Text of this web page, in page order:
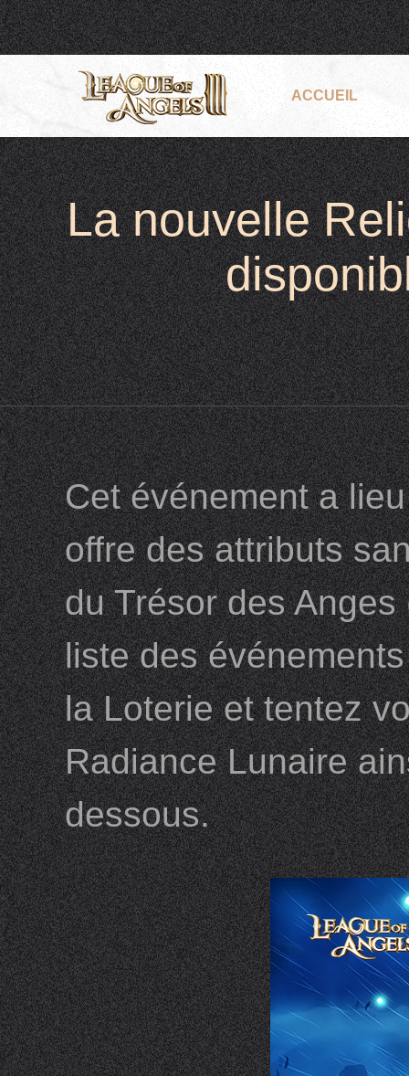
ACCUEIL
La nouvelle
Cet événement a
offre des attributs
du Trésor des
liste des
la Loterie et tentez
Radiance Lunaire
dessous.